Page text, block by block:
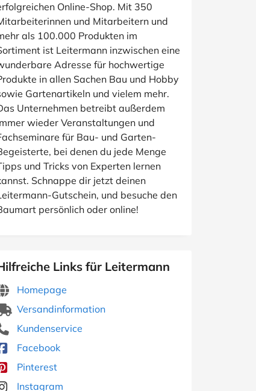
Online-Shop. Mit 350
und Mitarbeitern und
als 100.000 Produkten im
ist Leitermann inzwischen eine
Adresse für hochwertige
in allen Sachen Bau und Hobby
Gartenartikeln und vielem mehr.
Unternehmen betreibt außerdem
wieder Veranstaltungen und
für Bau- und Garten-
bei denen du jede Menge
und Tricks von Experten lernen
Schnappe dir jetzt deinen
Gutschein, und besuche den
persönlich oder online!
Links für Leitermann
Homepage
Versandinformation
Kundenservice
Facebook
Pinterest
Instagram